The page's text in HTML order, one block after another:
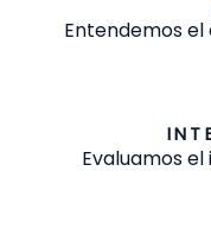
Entendemos
Evaluamos